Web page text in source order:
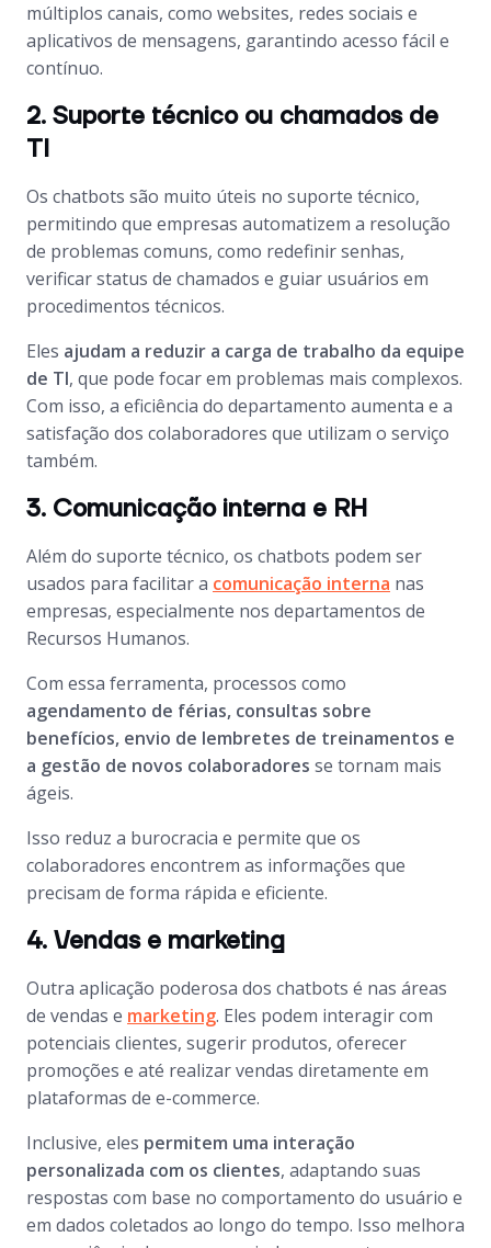
múltiplos canais, como websites, redes sociais e
aplicativos de mensagens, garantindo acesso fácil e
contínuo.
2. Suporte técnico ou chamados de
TI
Os chatbots são muito úteis no suporte técnico,
permitindo que empresas automatizem a resolução
de problemas comuns, como redefinir senhas,
verificarstatus de chamados e guiar usuários em
procedimentos técnicos.
Eles ajudam a reduzir a carga de trabalho da equipe
de TI, que pode focar em problemas mais complexos.
Com isso, a eficiência do departamento aumenta e a
satisfação dos colaboradores que utilizam o serviço
também.
3. Comunicação interna e RH
Além do suporte técnico, os chatbots podem ser
usados para facilitar a comunicação interna nas
empresas, especialmente nos departamentos de
Recursos Humanos.
Com essa ferramenta, processos como
agendamento de férias, consultas sobre
benefícios, envio de lembretes de treinamentos e
a gestão de novos colaboradores se tornam mais
ágeis.
Isso reduz a burocracia e permite que os
colaboradores encontrem as informações que
precisam de forma rápida e eficiente.
4. Vendas e marketing
Outra aplicação poderosa dos chatbots é nas áreas
de vendas e marketing. Eles podem interagir com
potenciais clientes, sugerir produtos, oferecer
promoções e até realizar vendas diretamente em
plataformas de e-commerce.
Inclusive, eles permitem uma interação
personalizada com os clientes, adaptando suas
respostas com base no comportamento do usuário e
em dados coletados ao longo do tempo. Isso melhora